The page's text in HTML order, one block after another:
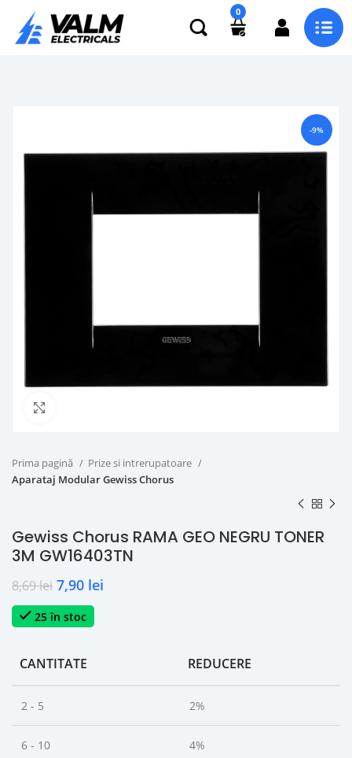
0
-9%
Prima pagină
Prize si intrerupatoare
Aparataj Modular Gewiss Chorus
Gewiss Chorus RAMA GEO NEGRU TONER
3M GW16403TN
8,69lei 7,90 lei
25 în stoc
CANTITATE REDUCERE
2 - 5 2%
6 - 10 4%